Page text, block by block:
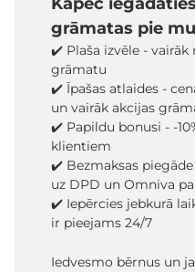
grāmatas pie
✔️ Plaša izvēle -
grāmatu
✔️ Īpašas atlaides -
un vairāk akcijas
✔️ Papildu bonusi - -
klientiem
✔️ Bezmaksas
uz DPD un Omniva
✔️ Iepērcies jebkurā
ir pieejams 24/7
Iedvesmo bērnus un